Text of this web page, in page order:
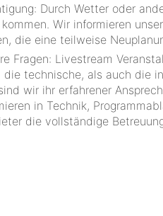
Durch Wetter oder
Wir informieren
die eine teilweise
Fragen: Livestream
technische, als auch die
wir ihr erfahrener
in Technik,
die vollständige